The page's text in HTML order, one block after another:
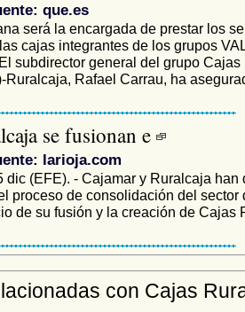
que.es
será la encargada de prestar los
cajas integrantes de los grupos
subdirector general del grupo Cajas
Ruralcaja, Rafael Carrau, ha
se fusionan e
larioja.com
dic (EFE). - Cajamar y Ruralcaja han
proceso de consolidación del sector
de su fusión y la creación de Cajas
con Cajas